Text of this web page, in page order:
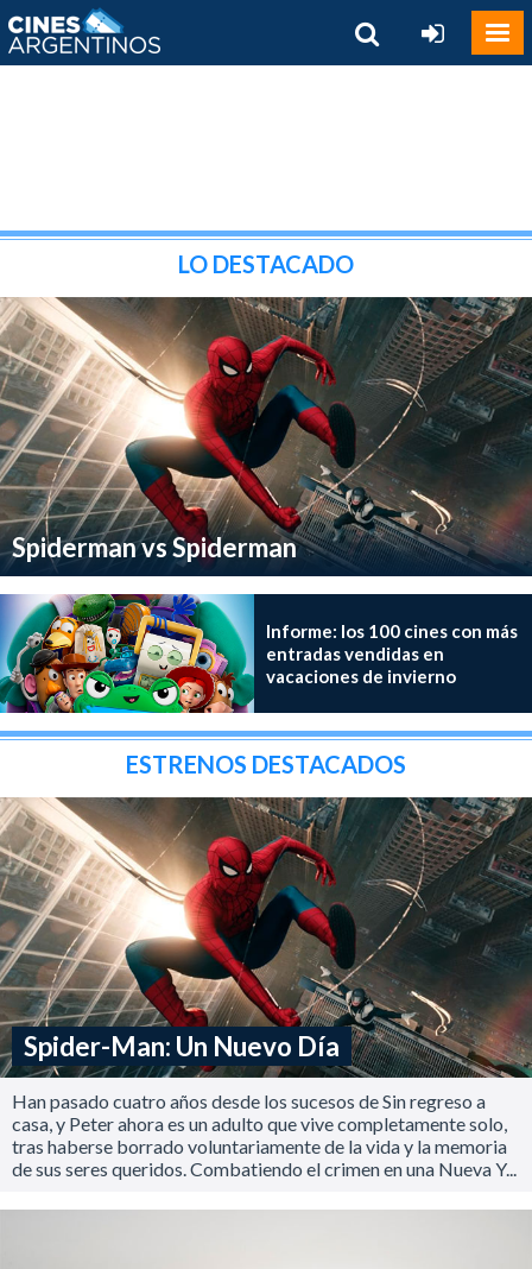
LO DESTACADO
Spiderman vs Spiderman
Informe: los 100 cines con más
entradas vendidas en
vacaciones de invierno
ESTRENOS DESTACADOS
Spider-Man: Un Nuevo Día
Han pasado cuatro años desde los sucesos de Sin regreso a
casa, y Peter ahora es un adulto que vive completamente solo,
tras haberse borrado voluntariamente de la vida y la memoria
de sus seres queridos. Combatiendo el crimen en una Nueva Y...